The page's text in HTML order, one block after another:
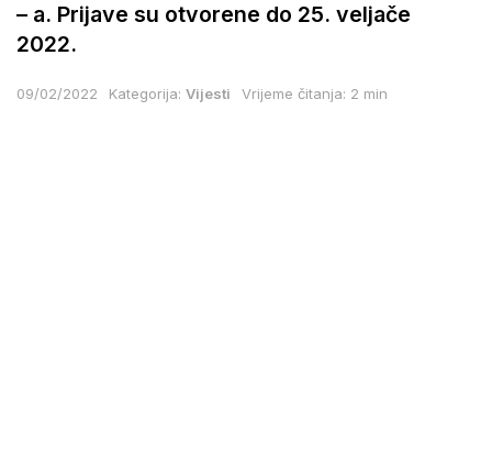
– a. Prijave su otvorene do 25. veljače
2022.
09/02/2022 Kategorija: Vijesti Vrijeme čitanja: 2 min